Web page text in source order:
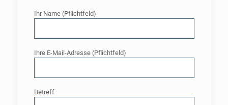
Ihr Name (Pflichtfeld)
Ihre E-Mail-Adresse (Pflichtfeld)
Betreff